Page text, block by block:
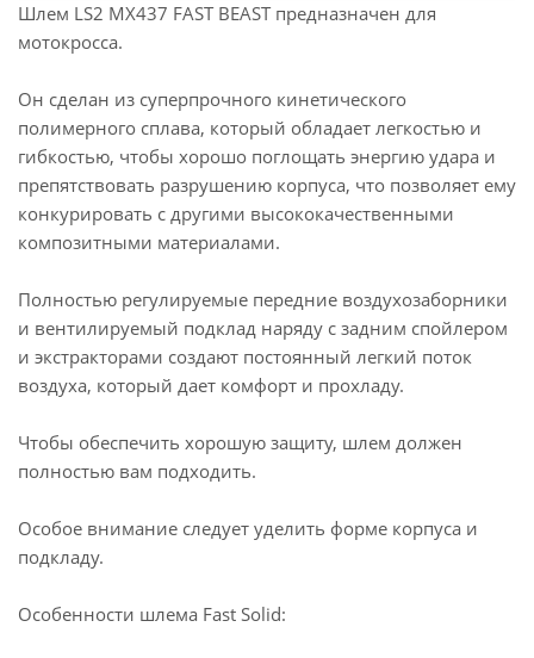
Шлем LS2 MX437 FAST BEAST предназначен для
мотокросса.
Он сделан из суперпрочного кинетического
полимерного сплава, который обладает легкостью и
гибкостью, чтобы хорошо поглощать энергию удара и
препятствовать разрушению корпуса, что позволяет ему
конкурировать с другими высококачественными
композитными материалами.
Полностью регулируемые передние воздухозаборники
и вентилируемый подклад наряду с задним спойлером
и экстракторами создают постоянный легкий поток
воздуха, который дает комфорт и прохладу.
Чтобы обеспечить хорошую защиту, шлем должен
полностью вам подходить.
Особое внимание следует уделить форме корпуса и
подкладу.
Особенности шлема Fast Solid: